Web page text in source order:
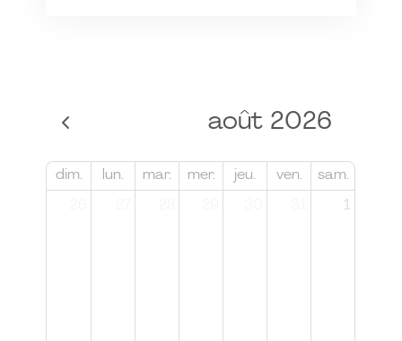
août 2026
dim. lun. mar. mer. jeu. ven. sam.
1